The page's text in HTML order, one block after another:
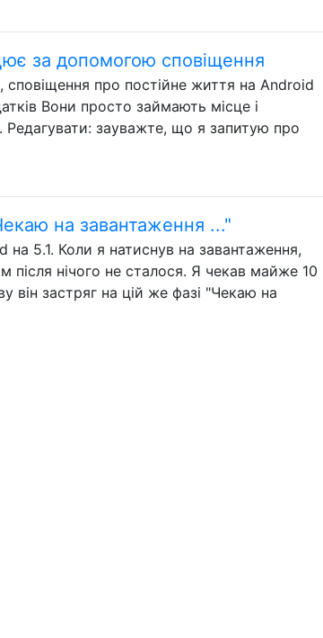
за допомогою сповіщення
про постійне життя на Android
Вони просто займають місце і
Редагувати: зауважте, що я запитую про
на завантаження ..."
5.1. Коли я натиснув на завантаження,
після нічого не сталося. Я чекав майже 10
він застряг на цій же фазі "Чекаю на